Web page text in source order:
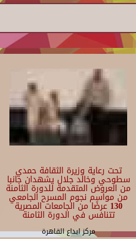
تحت رعاية وزيرة الثقافة حمدي
سطوحي وخالد جلال يشهدان جانبا
من العروض المتقدمة للدورة الثامنة
من مواسم نجوم المسرح الجامعي
130 عرضًا من الجامعات المصرية
تتنافس في الدورة الثامنة
مركز ابداع القاهرة